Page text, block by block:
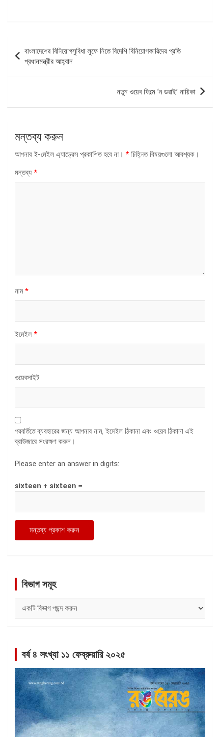
ন্যাভিগেশন
বাংলাদেশের বিনিয়োগসুবিধা লুফে নিতে বিদেশি বিনিয়োগকারিদের প্রতি
প্রধানমন্ত্রীর আহ্বান
নতুন ওয়েব ফিল্মে ‘ন ডরাই’ নায়িকা
মন্তব্য করুন
আপনার ই-মেইল এ্যাড্রেস প্রকাশিত হবে না। * চিহ্নিত বিষয়গুলো আবশ্যক।
মন্তব্য *
নাম *
ইমেইল *
ওয়েবসাইট
পরবর্তিতে ব্যবহারের জন্য আপনার নাম, ইমেইল ঠিকানা এবং ওয়েব ঠিকানা এই
ব্রাউজারে সংরক্ষণ করুন।
Please enter an answer in digits:
sixteen + sixteen =
বিভাগ সমূহ
সমূহ
বর্ষ ৪ সংখ্যা ১১ ফেব্রুয়ারি ২০২৫